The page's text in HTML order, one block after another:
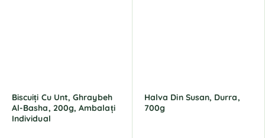
Biscuiți Cu Unt, Ghraybeh
Al-Basha, 200g, Ambalați
Individual
Halva Din Susan, Durra,
700g